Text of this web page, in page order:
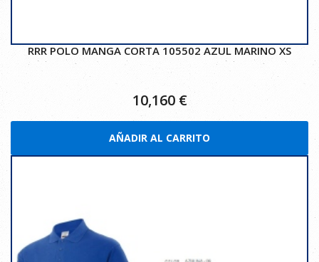
RRR POLO MANGA CORTA 105502 AZUL MARINO XS
10,160 €
AÑADIR AL CARRITO